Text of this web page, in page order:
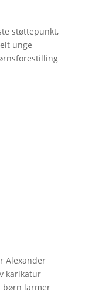
støttepunkt,
unge
Alexander
karikatur
børn larmer